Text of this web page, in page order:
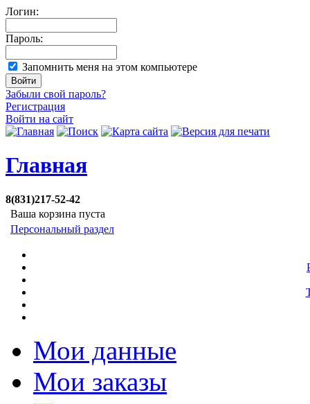
Логин:
Пароль:
Запомнить меня на этом компьютере
Забыли свой пароль?
Регистрация
Войти на сайт
Главная
8(831)217-52-42
Ваша корзина пуста
Персональный раздел
Мои данные
Мои заказы